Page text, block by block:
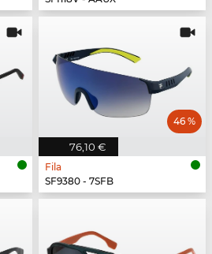
76,10 €
46 %
Fila
SF9380 - 7SFB